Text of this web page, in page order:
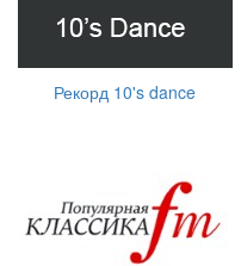
Рекорд 10's dance